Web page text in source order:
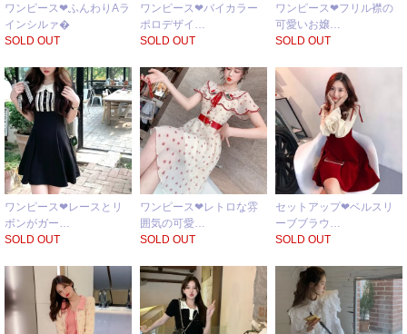
ワンピース❤ふんわりAラ
インシルァ�
SOLD OUT
ワンピース❤バイカラー
ポロデザイ…
SOLD OUT
ワンピース❤フリル襟の
可愛いお嬢…
SOLD OUT
ワンピース❤レースとリ
ボンがガー…
SOLD OUT
ワンピース❤レトロな雰
囲気の可愛…
SOLD OUT
セットアップ❤ベルスリ
ーブブラウ…
SOLD OUT